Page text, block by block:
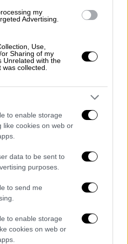
my
Advertising.
Use,
Sharing of my
Unrelated with the
collected.
to enable storage
like cookies on web or
data to be sent to
purposes.
to send me
to enable storage
cookies on web or
τα πλάνα του αγώνα και
για το τι συνέβη
και μετά τον αγώνα.
εξεταστεί εάν υπάρχει
τους ποδοσφαιριστές
σοβαρή και
ποδοσφαιριστές.
κερκίδα. Αυτά θα
από τα αντίποινα των
επιτίθενται στους
και να κυνηγούν
σε πειθαρχική
Άρθρο 36-
(τιμωρία 1-3
η Πειθαρχική
Άρθρο 45, όπου η ποινή